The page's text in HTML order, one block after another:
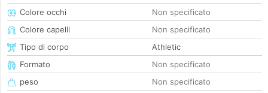
Colore occhi
Non specificato
Colore capelli
Non specificato
Tipo di corpo
Athletic
Formato
Non specificato
peso
Non specificato